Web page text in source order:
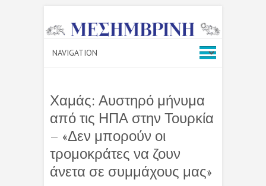
Χαμάς: Αυστηρό μήνυμα
από τις ΗΠΑ στην Τουρκία
– «Δεν μπορούν οι
τρομοκράτες να ζουν
άνετα σε συμμάχους μας»